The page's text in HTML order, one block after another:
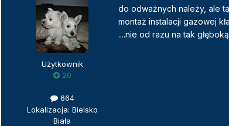
Użytkownik
20
664
Lokalizacja: Bielsko
Biała
do odważnych należy, ale
montaż instalacji gazowej
....nie od razu na tak